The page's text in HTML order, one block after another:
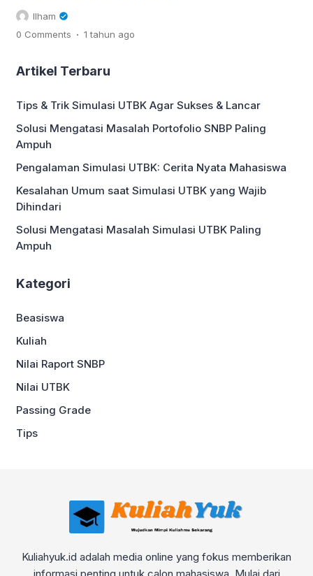
[…]
khawatir dengan biaya kuliah, tak perlu
cemas. Ada berbagai cara
mendapatkan beasiswa kuliah gratis
beban finansial sekaligus membuka
kesempatan emas untuk melanjutkan
dan strategi yang tepat, kamu dapat
dengan kebutuhanmu serta […]
Ilham
0 Comments . 1 tahun ago
Artikel Terbaru
Tips & Trik Simulasi UTBK Agar Sukses & Lancar
Solusi Mengatasi Masalah Portofolio SNBP Paling
Ampuh
Pengalaman Simulasi UTBK: Cerita Nyata Mahasiswa
Kesalahan Umum saat Simulasi UTBK yang Wajib
Dihindari
Solusi Mengatasi Masalah Simulasi UTBK Paling
Ampuh
Kategori
Beasiswa
Kuliah
Nilai Raport SNBP
Nilai UTBK
Passing Grade
Tips
Kuliahyuk.id adalah media online yang fokus memberikan